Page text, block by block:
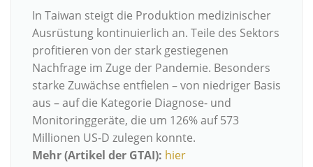
In Taiwan steigt die Produktion medizinischer
Ausrüstung kontinuierlich an. Teile des Sektors
profitieren von der stark gestiegenen
Nachfrage im Zuge der Pandemie. Besonders
starke Zuwächse entfielen – von niedriger Basis
aus – auf die Kategorie Diagnose- und
Monitoringgeräte, die um 126% auf 573
Millionen US-D zulegen konnte.
Mehr (Artikel der GTAI): hier